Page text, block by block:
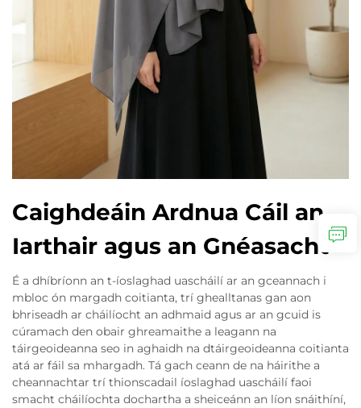
Caighdeáin Ardnua Cáil an
Iarthair agus an Gnéasacht
É a dhíbríonn an t-íoslaghad uascháilí ar an gceannach i
mbloc ón margadh coitianta, trí ghealltanas gan aon
bhriseadh ar cháilíocht an adhmaid agus ar an gcuid is
cúramach den obair ghreamaithe a leagann na
táirgeoideanna seo in aghaidh na dtáirgeoideanna coitianta
atá ar fáil sa mhargadh. Tá gach ceann de na háirithe a
cheannachtar trí thionscadail íoslaghad uascháilí faoi
smacht cháilíochta dochartha a sheiceánn an líon snáithíní,